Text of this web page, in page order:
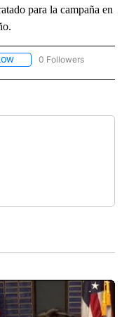
para la campaña en
FOLLOW "NOTICIAS" TO
0 Followers